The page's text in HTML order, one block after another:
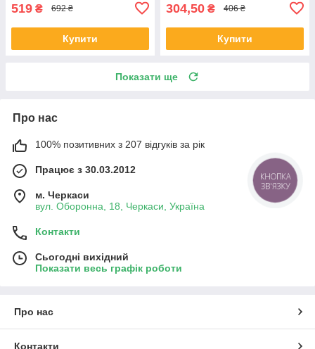
519 ₴ 692 ₴
Купити
304,50 ₴ 406 ₴
Купити
Показати ще
Про нас
100% позитивних з 207 відгуків за рік
Працює з 30.03.2012
м. Черкаси
вул. Оборонна, 18, Черкаси, Україна
Контакти
Сьогодні вихідний
Показати весь графік роботи
Про нас
Контакти